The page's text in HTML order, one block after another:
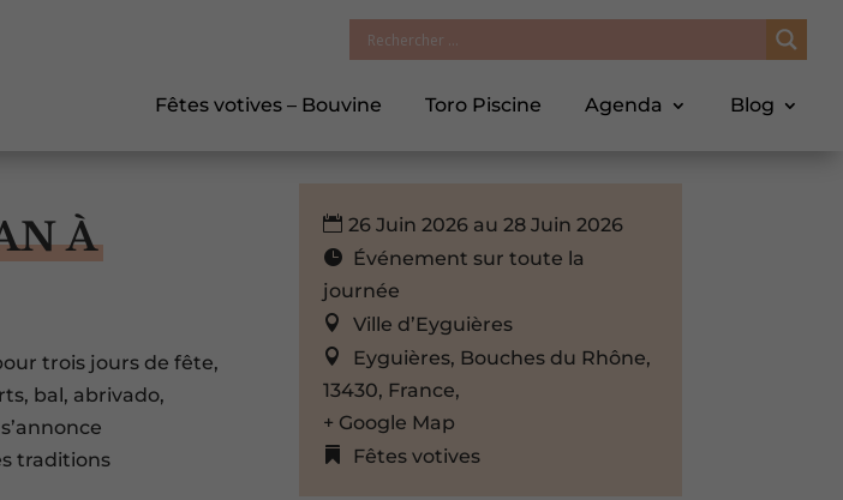
Fêtes votives – Bouvine Toro Piscine Agenda Blog
À
trois jours de fête,
bal, abrivado,
traditions
26 Juin 2026 au 28 Juin 2026
Événement sur toute la
journée
Ville d’Eyguières
Eyguières, Bouches du Rhône,
13430, France,
+ Google Map
Fêtes votives